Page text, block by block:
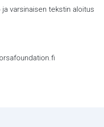
ja varsinaisen tekstin aloitus